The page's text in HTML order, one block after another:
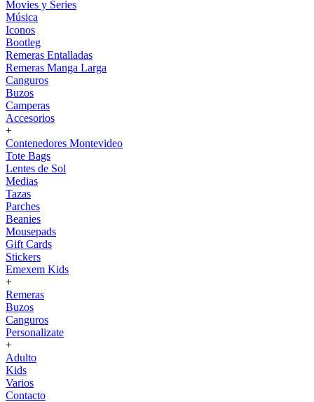
Movies y Series
Música
Iconos
Bootleg
Remeras Entalladas
Remeras Manga Larga
Canguros
Buzos
Camperas
Accesorios
+
Contenedores Montevideo
Tote Bags
Lentes de Sol
Medias
Tazas
Parches
Beanies
Mousepads
Gift Cards
Stickers
Emexem Kids
+
Remeras
Buzos
Canguros
Personalizate
+
Adulto
Kids
Varios
Contacto